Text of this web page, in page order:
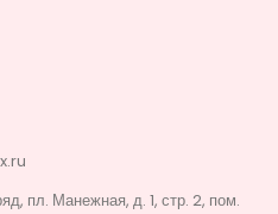
пл. Манежная, д. 1, стр. 2, пом.